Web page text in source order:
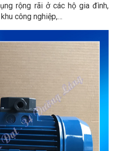
rộng rãi ở các hộ gia đình,
công nghiệp,…